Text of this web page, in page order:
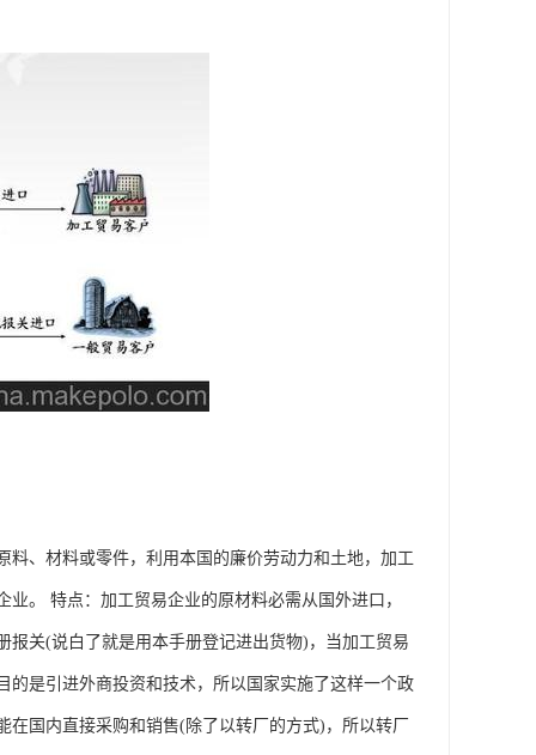
、材料或零件，利用本国的廉价劳动力和土地，加工
。 特点：加工贸易企业的原材料必需从国外进口，
关(说白了就是用本手册登记进出货物)，当加工贸易
是引进外商投资和技术，所以国家实施了这样一个政
国内直接采购和销售(除了以转厂的方式)，所以转厂